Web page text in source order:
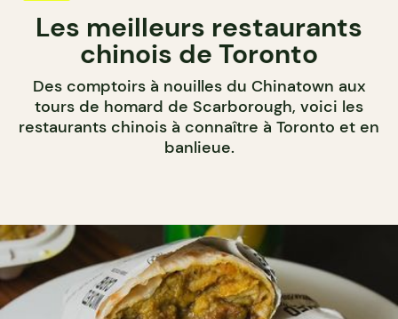
Les meilleurs restaurants
chinois de Toronto
Des comptoirs à nouilles du Chinatown aux
tours de homard de Scarborough, voici les
restaurants chinois à connaître à Toronto et en
banlieue.